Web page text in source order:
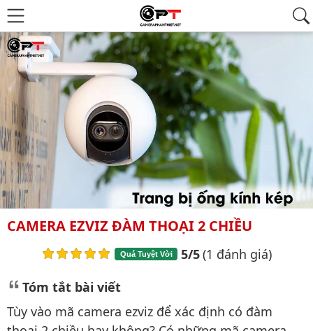
CAMERA EZVIZ ĐÀM THOẠI 2 CHIỀU
Quá Tuyệt Vời 5/5(1 đánh giá)
Tóm tắt bài viết
Tùy vào mã camera ezviz để xác định có đàm